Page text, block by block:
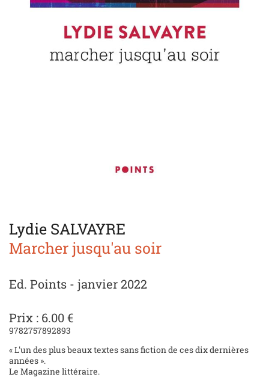
Lydie SALVAYRE
Marcher jusqu'au soir
Ed. Points - janvier 2022
Prix : 6.00 €
9782757892893
« L'un des plus beaux textes sans fiction de ces dix dernières
années ».
Le Magazine littéraire.